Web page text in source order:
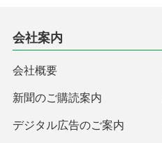
会社案内
会社概要
新聞のご購読案内
デジタル広告のご案内